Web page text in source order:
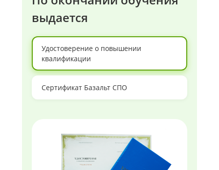
выдается
Удостоверение о повышении
квалификации
Сертификат Базальт СПО